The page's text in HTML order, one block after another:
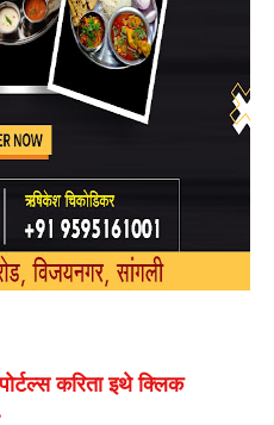
करिता इथे क्लिक